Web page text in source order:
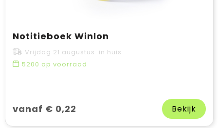
Notitieboek Winlon
Vrijdag 21 augustus in huis
5200 op voorraad
vanaf € 0,22 Bekijk